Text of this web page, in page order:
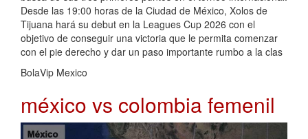
Desde las 19:00 horas de la Ciudad de México, Xolos de
Tijuana hará su debut en la Leagues Cup 2026 con el
objetivo de conseguir una victoria que le permita comenzar
con el pie derecho y dar un paso importante rumbo a la clas
BolaVip Mexico
méxico vs colombia femenil